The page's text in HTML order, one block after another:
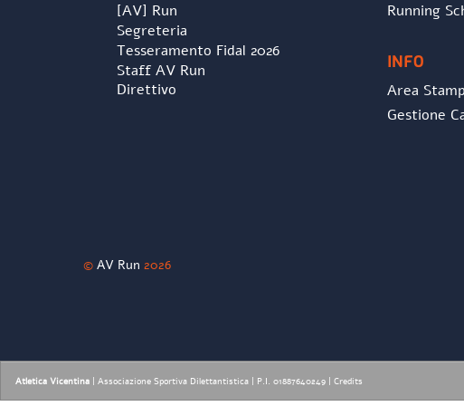
[AV] Run
Segreteria
Tesseramento Fidal 2026
Staff AV Run
Direttivo
Running
INFO
Area
Gestione
© AV Run 2026
Atletica Vicentina | Associazione Sportiva Dilettantistica | P.I. 01887640249 | Credits